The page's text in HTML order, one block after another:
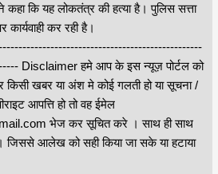
कहा कि यह लोकतंत्र की हत्या है। पुलिस सत्ता
कर रही है।
Disclaimer हमे आप के इस न्यूज़ पोर्टल को
खबर या अंश मे कोई गलती हो या सूचना /
आपत्ति हो तो वह ईमेल
भेज कर सूचित करे । साथ ही साथ
जिससे आलेख को सही किया जा सके या हटाया